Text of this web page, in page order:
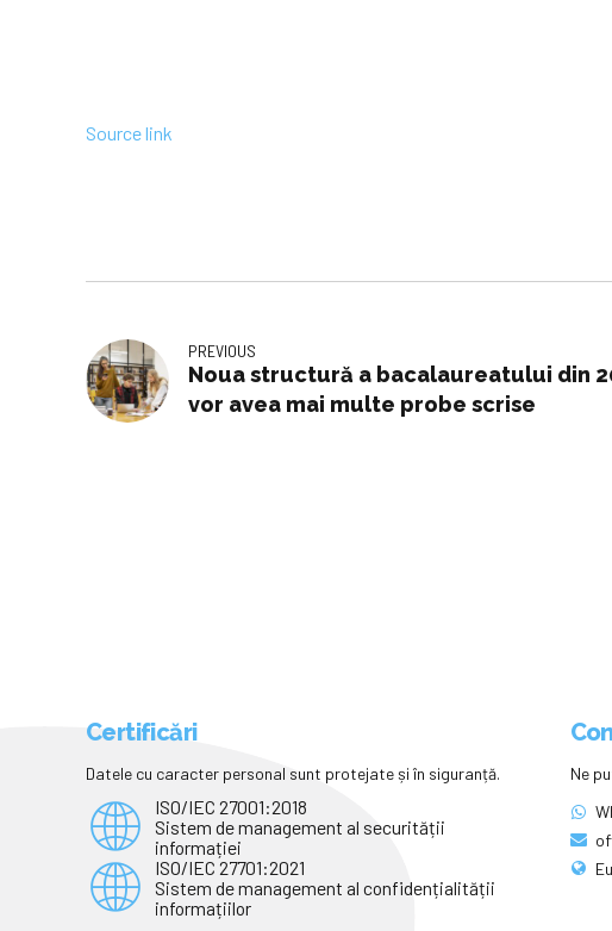
Source link
PREVIOUS
Noua structură a bacalaureatului din
vor avea mai multe probe scrise
Certificări
Datele cu caracter personal sunt protejate și în siguranță.
ISO/IEC 27001:2018
Sistem de management al securității
informației
ISO/IEC 27701:2021
Sistem de management al confidențialității
informațiilor
Ne